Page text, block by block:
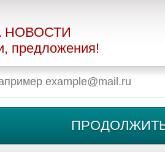
НОВОСТИ
предложения!